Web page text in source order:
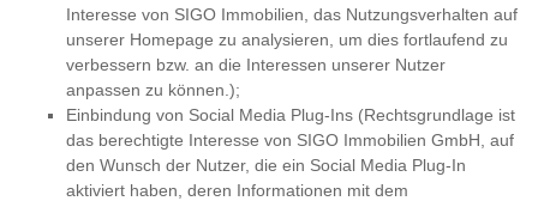
Interesse von SIGO Immobilien, das Nutzungsverhalten auf
unserer Homepage zu analysieren, um dies fortlaufend zu
verbessern bzw. an die Interessen unserer Nutzer
anpassen zu können.);
Einbindung von Social Media Plug-Ins (Rechtsgrundlage ist
das berechtigte Interesse von SIGO Immobilien GmbH, auf
den Wunsch der Nutzer, die ein Social Media Plug-In
aktiviert haben, deren Informationen mit dem